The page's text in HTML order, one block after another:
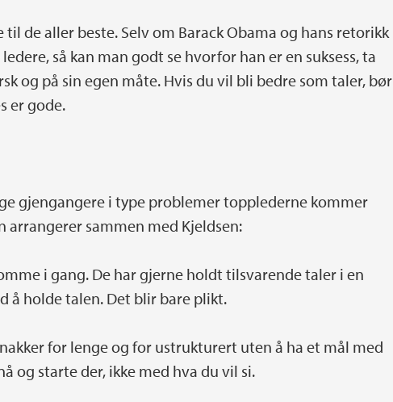
de aller beste. Selv om Barack Obama og hans retorikk
så kan man godt se hvorfor han er en suksess, ta
og på sin egen måte. Hvis du vil bli bedre som taler, bør
er gode.
gjengangere i type problemer topplederne kommer
arrangerer sammen med Kjeldsen:
i gang. De har gjerne holdt tilsvarende taler i en
å holde talen. Det blir bare plikt.
for lenge og for ustrukturert uten å ha et mål med
og starte der, ikke med hva du vil si.